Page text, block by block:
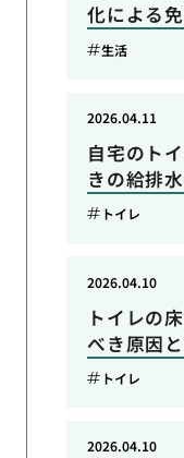
化による
生活
自宅のト
きの給排
2026.04.11
トイレ
トイレの
べき原因
2026.04.10
トイレ
2026.04.10